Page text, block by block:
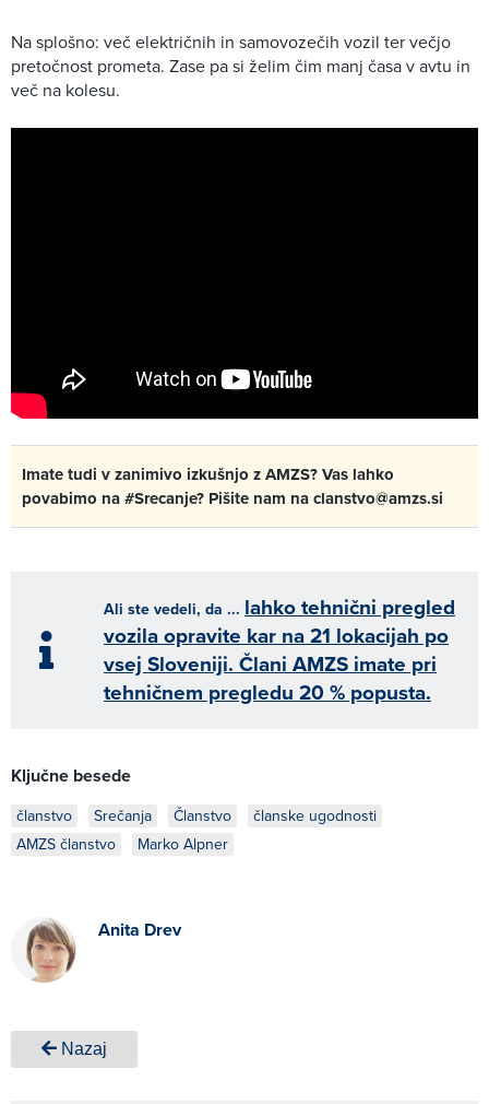
Na splošno: več električnih in samovozečih vozil ter večjo
pretočnost prometa. Zase pa si želim čim manj časa v avtu in
več na kolesu.
Imate tudi v zanimivo izkušnjo z AMZS? Vas lahko
povabimo na #Srecanje? Pišite nam na clanstvo@amzs.si
Ali ste vedeli, da ... lahko tehnični pregled
vozila opravite kar na 21 lokacijah po
vsej Sloveniji. Člani AMZS imate pri
tehničnem pregledu 20 % popusta.
Ključne besede
članstvo Srečanja Članstvo
članske ugodnosti
AMZS članstvo
Marko Alpner
Anita Drev
Nazaj